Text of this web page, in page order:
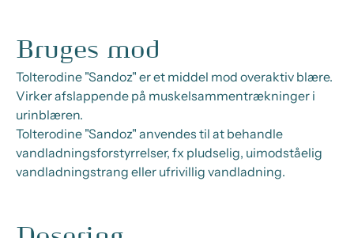
Bruges mod
Tolterodine "Sandoz" er et middel mod overaktiv blære.
Virker afslappende på muskelsammentrækninger i
urinblæren.
Tolterodine "Sandoz" anvendes til at behandle
vandladningsforstyrrelser, fx pludselig, uimodståelig
vandladningstrang eller ufrivillig vandladning.